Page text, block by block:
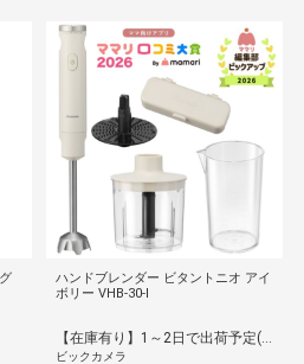
ハンドブレンダー ビタントニオ アイ
ボリー VHB-30-I
【在庫有り】1～2日で出荷予定(日付指定可)
ビックカメラ